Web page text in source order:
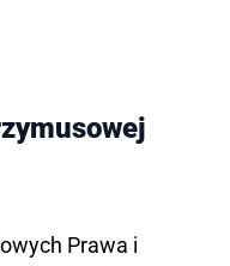
Prawa i